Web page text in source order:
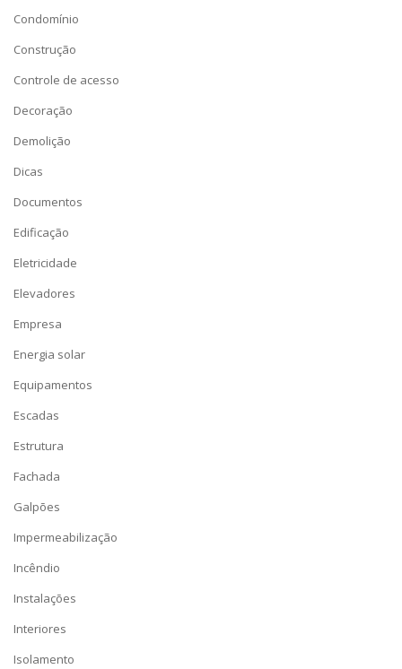
Condomínio
Construção
Controle de acesso
Decoração
Demolição
Dicas
Documentos
Edificação
Eletricidade
Elevadores
Empresa
Energia solar
Equipamentos
Escadas
Estrutura
Fachada
Galpões
Impermeabilização
Incêndio
Instalações
Interiores
Isolamento